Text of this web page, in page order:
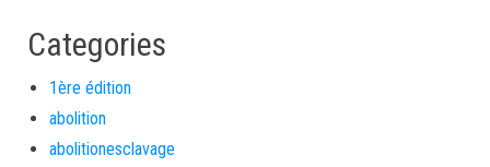
Categories
1ère édition
abolition
abolitionesclavage